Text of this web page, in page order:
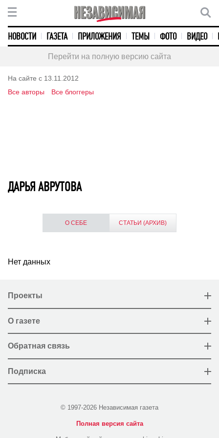
НОВОСТИ ГАЗЕТА ПРИЛОЖЕНИЯ ТЕМЫ ФОТО ВИДЕО
Перейти на полную версию сайта
На сайте с 13.11.2012
Все авторы
Все блоггеры
ДАРЬЯ АВРУТОВА
О СЕБЕ СТАТЬИ (АРХИВ)
Нет данных
Проекты
О газете
Обратная связь
Подписка
© 1997-2026 Независимая газета
Полная версия сайта